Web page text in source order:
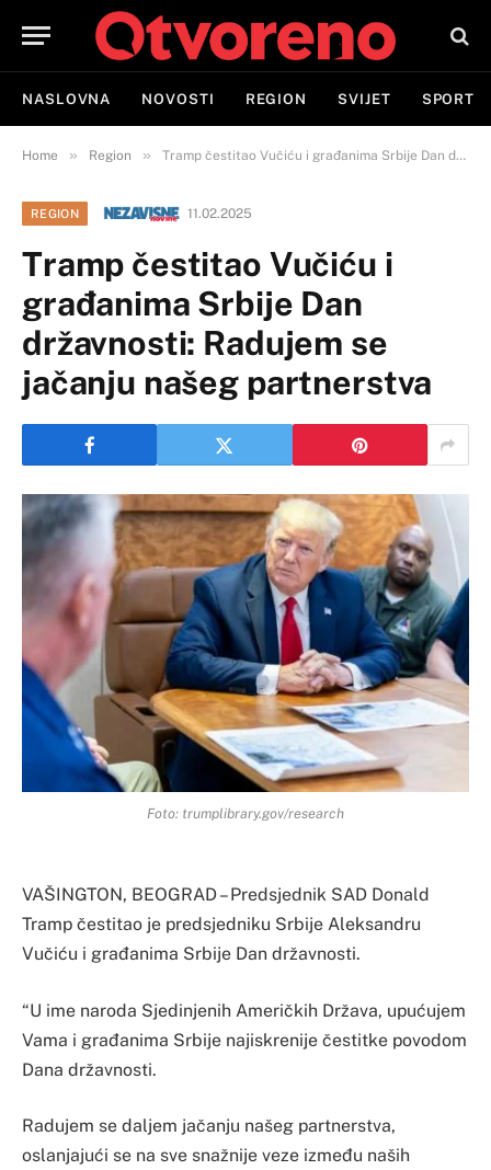
NASLOVNA NOVOSTI REGION SVIJET SPORT
Home » Region » Tramp čestitao Vučiću i građanima Srbije Dan državnosti: Radujem se jačanju našeg partnerstva
REGION 11.02.2025
Tramp čestitao Vučiću i
građanima Srbije Dan
državnosti: Radujem se
jačanju našeg partnerstva
Foto: trumplibrary.gov/research
VAŠINGTON, BEOGRAD – Predsjednik SAD Donald
Tramp čestitao je predsjedniku Srbije Aleksandru
Vučiću i građanima Srbije Dan državnosti.
“U ime naroda Sjedinjenih Američkih Država, upućujem
Vama i građanima Srbije najiskrenije čestitke povodom
Dana državnosti.
Radujem se daljem jačanju našeg partnerstva,
oslanjajući se na sve snažnije veze između naših